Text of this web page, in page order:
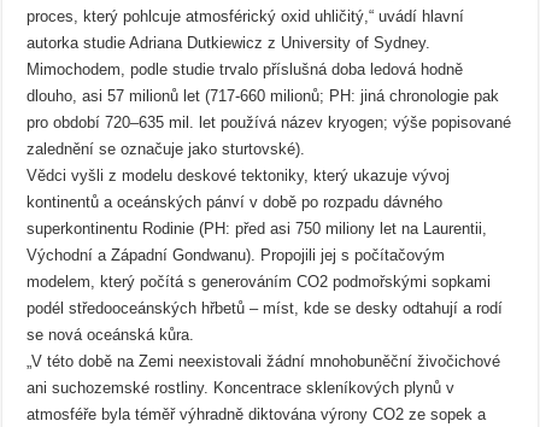
proces, který pohlcuje atmosférický oxid uhličitý,“ uvádí hlavní
autorka studie Adriana Dutkiewicz z University of Sydney.
Mimochodem, podle studie trvalo příslušná doba ledová hodně
dlouho, asi 57 milionů let (717-660 milionů; PH: jiná chronologie pak
pro období 720–635 mil. let používá název kryogen; výše popisované
zalednění se označuje jako sturtovské).
Vědci vyšli z modelu deskové tektoniky, který ukazuje vývoj
kontinentů a oceánských pánví v době po rozpadu dávného
superkontinentu Rodinie (PH: před asi 750 miliony let na Laurentii,
Východní a Západní Gondwanu). Propojili jej s počítačovým
modelem, který počítá s generováním CO2 podmořskými sopkami
podél středooceánských hřbetů – míst, kde se desky odtahují a rodí
se nová oceánská kůra.
„V této době na Zemi neexistovali žádní mnohobuněční živočichové
ani suchozemské rostliny. Koncentrace skleníkových plynů v
atmosféře byla téměř výhradně diktována výrony CO2 ze sopek a